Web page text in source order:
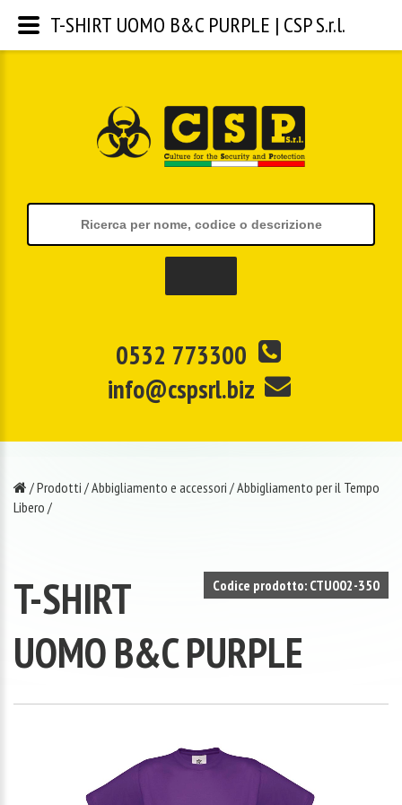
0532 773300
info@cspsrl.biz
/Prodotti /Abbigliamento e accessori /Abbigliamento per il Tempo
Libero /
Codice prodotto: CTU002-350
T-SHIRT
UOMO B&C PURPLE
T-SHIRT UOMO B&C PURPLE | CSP S.r.l.